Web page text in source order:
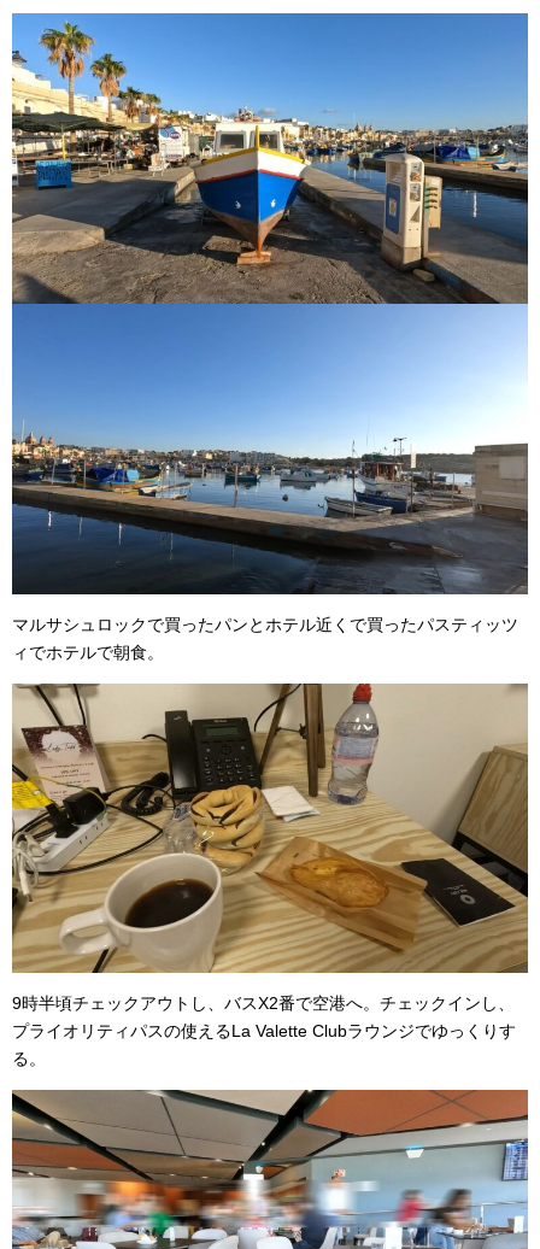
マルサシュロックで買ったパンとホテル近くで買ったパスティッツ
ィでホテルで朝食。
9時半頃チェックアウトし、バスX2番で空港へ。チェックインし、
プライオリティパスの使えるLa Valette Clubラウンジでゆっくりす
る。